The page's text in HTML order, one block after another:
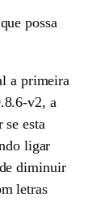
possa
a primeira
v2, a
se esta
ligar
diminuir
letras